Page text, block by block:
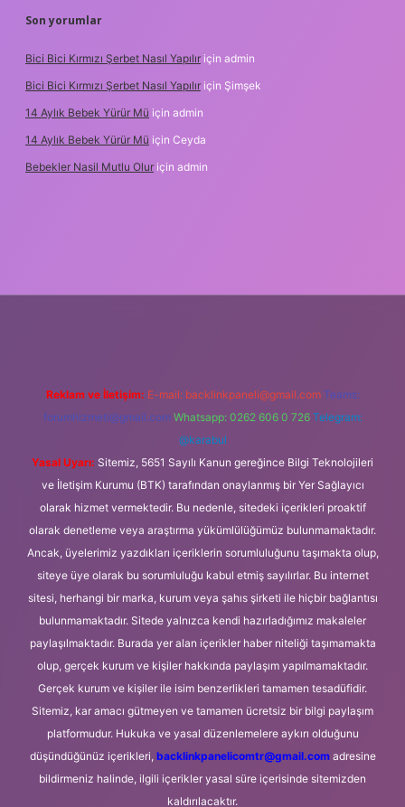
Son yorumlar
Bici Bici Kırmızı Şerbet Nasıl Yapılır için admin
Bici Bici Kırmızı Şerbet Nasıl Yapılır için Şimşek
14 Aylık Bebek Yürür Mü için admin
14 Aylık Bebek Yürür Mü için Ceyda
Bebekler Nasil Mutlu Olur için admin
Reklam ve İletişim: E-mail: backlinkpaneli@gmail.com Teams:
forumhizmeti@gmail.com Whatsapp: 0262 606 0 726 Telegram:
@karabul
Yasal Uyarı: Sitemiz, 5651 Sayılı Kanun gereğince Bilgi Teknolojileri
ve İletişim Kurumu (BTK) tarafından onaylanmış bir Yer Sağlayıcı
olarak hizmet vermektedir. Bu nedenle, sitedeki içerikleri proaktif
olarak denetleme veya araştırma yükümlülüğümüz bulunmamaktadır.
Ancak, üyelerimiz yazdıkları içeriklerin sorumluluğunu taşımakta olup,
siteye üye olarak bu sorumluluğu kabul etmiş sayılırlar. Bu internet
sitesi, herhangi bir marka, kurum veya şahıs şirketi ile hiçbir bağlantısı
bulunmamaktadır. Sitede yalnızca kendi hazırladığımız makaleler
paylaşılmaktadır. Burada yer alan içerikler haber niteliği taşımamakta
olup, gerçek kurum ve kişiler hakkında paylaşım yapılmamaktadır.
Gerçek kurum ve kişiler ile isim benzerlikleri tamamen tesadüfidir.
Sitemiz, kar amacı gütmeyen ve tamamen ücretsiz bir bilgi paylaşım
platformudur. Hukuka ve yasal düzenlemelere aykırı olduğunu
düşündüğünüz içerikleri, backlinkpanelicomtr@gmail.comadresine
bildirmeniz halinde, ilgili içerikler yasal süre içerisinde sitemizden
kaldırılacaktır.